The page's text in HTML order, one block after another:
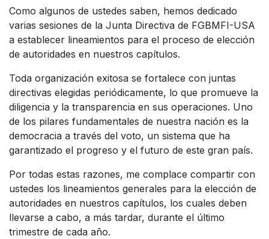
Como algunos de ustedes saben, hemos dedicado
varias sesiones de la Junta Directiva de FGBMFI-USA
a establecer lineamientos para el proceso de elección
de autoridades en nuestros capítulos.
Toda organización exitosa se fortalece con juntas
directivas elegidas periódicamente, lo que promueve la
diligencia y la transparencia en sus operaciones. Uno
de los pilares fundamentales de nuestra nación es la
democracia a través del voto, un sistema que ha
garantizado el progreso y el futuro de este gran país.
Por todas estas razones, me complace compartir con
ustedes los lineamientos generales para la elección de
autoridades en nuestros capítulos, los cuales deben
llevarse a cabo, a más tardar, durante el último
trimestre de cada año.